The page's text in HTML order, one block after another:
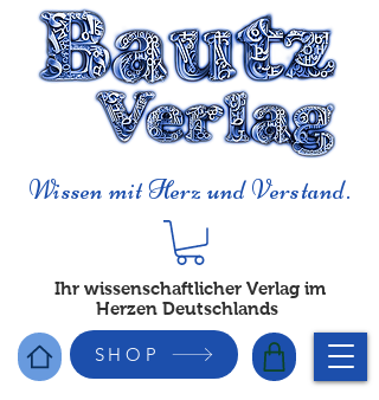
Wissen mit Herz und Verstand.
Ihr wissenschaftlicher Verlag im
Herzen Deutschlands
SHOP